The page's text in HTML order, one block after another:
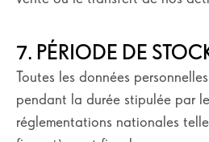
7. PÉRIODE DE
Toutes les données
pendant la durée stipulée par
réglementations nationales